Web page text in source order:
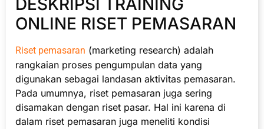
DESKRIPSI TRAINING
ONLINE RISET PEMASARAN
Riset pemasaran (marketing research) adalah
rangkaian proses pengumpulan data yang
digunakan sebagai landasan aktivitas pemasaran.
Pada umumnya, riset pemasaran juga sering
disamakan dengan riset pasar. Hal ini karena di
dalam riset pemasaran juga meneliti kondisi